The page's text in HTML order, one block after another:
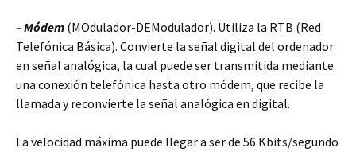
– Módem (MOdulador-DEModulador). Utiliza la RTB (Red
Telefónica Básica). Convierte la señal digital del ordenador
en señal analógica, la cual puede ser transmitida mediante
una conexión telefónica hasta otro módem, que recibe la
llamada y reconvierte la señal analógica en digital.
La velocidad máxima puede llegar a ser de 56 Kbits/segundo